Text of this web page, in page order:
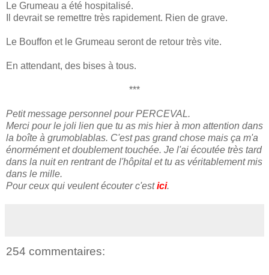
Le Grumeau a été hospitalisé.
Il devrait se remettre très rapidement. Rien de grave.
Le Bouffon et le Grumeau seront de retour très vite.
En attendant, des bises à tous.
***
Petit message personnel pour PERCEVAL.
Merci pour le joli lien que tu as mis hier à mon attention dans
la boîte à grumoblablas. C'est pas grand chose mais ça m'a
énormément et doublement touchée. Je l'ai écoutée très tard
dans la nuit en rentrant de l'hôpital et tu as véritablement mis
dans le mille.
Pour ceux qui veulent écouter c'estici.
254 commentaires: